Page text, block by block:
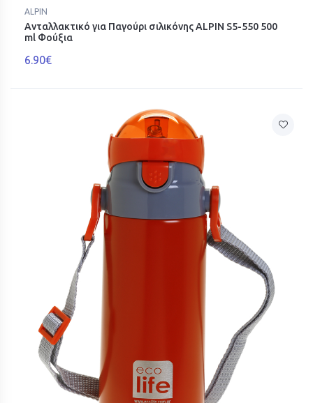
ALPIN
Ανταλλακτικό για Παγούρι σιλικόνης ΑLPIN S5-550 500
ml Φούξια
6.90€